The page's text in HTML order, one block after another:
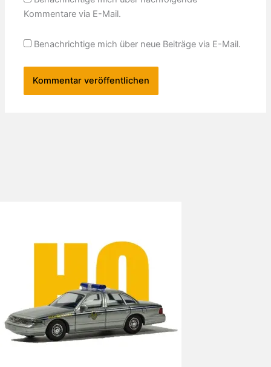
Kommentare via E-Mail.
Benachrichtige mich über neue Beiträge via E-Mail.